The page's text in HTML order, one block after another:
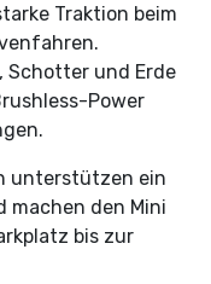
Traktion beim
Schotter und Erde
Power
unterstützen ein
machen den Mini
bis zur